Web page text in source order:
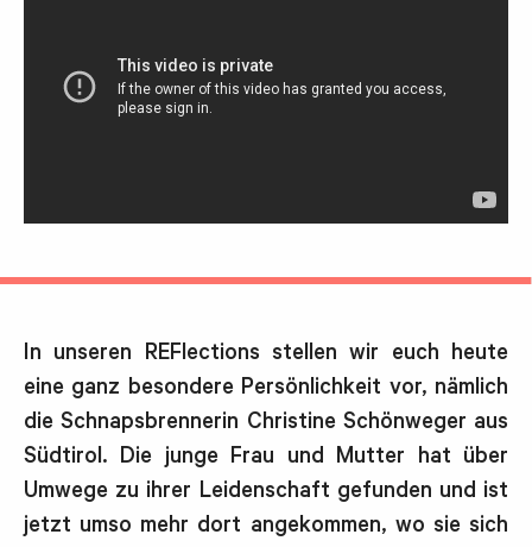
In unseren REFlections stellen wir euch heute
eine ganz besondere Persönlichkeit vor, nämlich
die Schnapsbrennerin Christine Schönweger aus
Südtirol. Die junge Frau und Mutter hat über
Umwege zu ihrer Leidenschaft gefunden und ist
jetzt umso mehr dort angekommen, wo sie sich